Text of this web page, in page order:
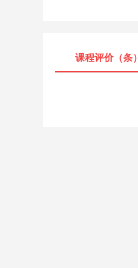
课程评价（条）